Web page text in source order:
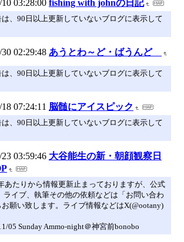
03:28:00 fishing with johnの日記
は、90日以上更新していないブログに表示して
02:29:48 あうとわ～ど・ばうんど
は、90日以上更新していないブログに表示して
07:24:11 脳髄にアイスピック
は、90日以上更新していないブログに表示して
03:59:46 大谷能生の新・朝顔観察日
あたりから情報更新止まっておりますが、公式
ライブ、執筆その他の依頼などは「お問い合わ
願い致します。ライブ情報などはX(@ootany)
05 Sunday Ammo-night＠神宮前bonobo